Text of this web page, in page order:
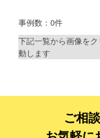
制作プランで探
ベーシッ
シルバ
事例数：0件
下記一覧から画像を
動します
ご相